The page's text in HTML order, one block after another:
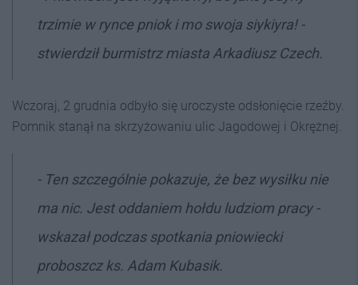
trzimie w rynce pniok i mo swoja siykiyra! -
stwierdził burmistrz miasta Arkadiusz Czech.
Wczoraj, 2 grudnia odbyło się uroczyste odsłonięcie rzeźby.
Pomnik stanął na skrzyżowaniu ulic Jagodowej i Okrężnej.
- Ten szczególnie pokazuje, że bez wysiłku nie
ma nic. Jest oddaniem hołdu ludziom pracy -
wskazał podczas spotkania pniowiecki
proboszcz ks. Adam Kubasik.